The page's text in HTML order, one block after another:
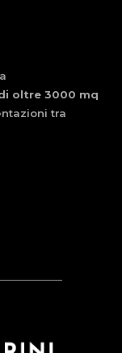
oltre 3000 mq
tra